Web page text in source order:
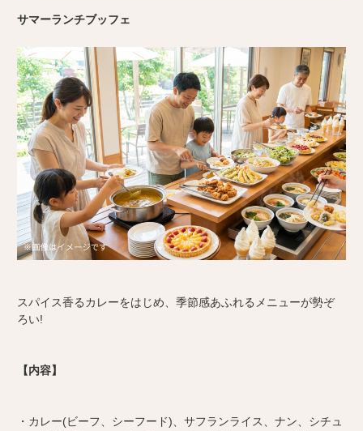
サマーランチブッフェ
スパイス香るカレーをはじめ、季節感あふれるメニューが勢ぞ
ろい!
【内容】
・カレー(ビーフ、シーフード)、サフランライス、ナン、シチュ